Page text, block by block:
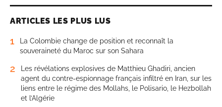
ARTICLES LES PLUS LUS
1
La Colombie change de position et reconnaît la
souveraineté du Maroc sur son Sahara
2
Les révélations explosives de Matthieu Ghadiri, ancien
agent du contre-espionnage français infiltré en Iran, sur les
liens entre le régime des Mollahs, le Polisario, le Hezbollah
et l’Algérie